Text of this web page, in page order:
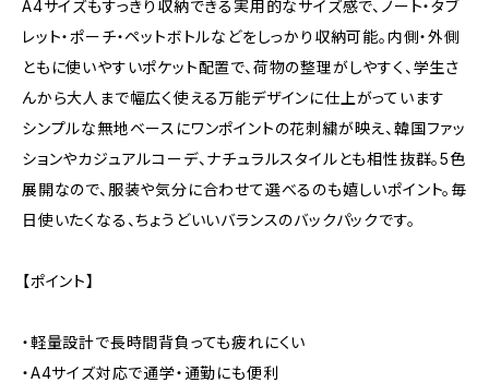
A4サイズもすっきり収納できる実用的なサイズ感で、ノート・タブ
レット・ポーチ・ペットボトルなどをしっかり収納可能。内側・外側
ともに使いやすいポケット配置で、荷物の整理がしやすく、学生さ
んから大人まで幅広く使える万能デザインに仕上がっています
シンプルな無地ベースにワンポイントの花刺繍が映え、韓国ファッ
ションやカジュアルコーデ、ナチュラルスタイルとも相性抜群。5色
展開なので、服装や気分に合わせて選べるのも嬉しいポイント。毎
日使いたくなる、ちょうどいいバランスのバックパックです。
【ポイント】
・軽量設計で長時間背負っても疲れにくい
・A4サイズ対応で通学・通勤にも便利